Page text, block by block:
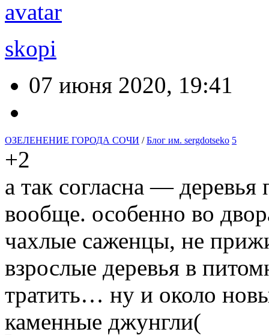
skopi
07 июня 2020, 19:41
ОЗЕЛЕНЕНИЕ ГОРОДА СОЧИ /Блог им. sergdotseko 5
+2
а так согласна —
вообще. особенно во
чахлые саженцы, не
взрослые деревья в
тратить… ну и около
каменные джунгли(